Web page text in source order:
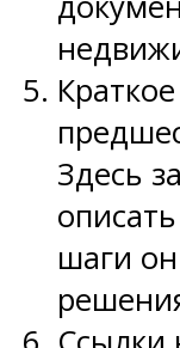
Здесь
шаги